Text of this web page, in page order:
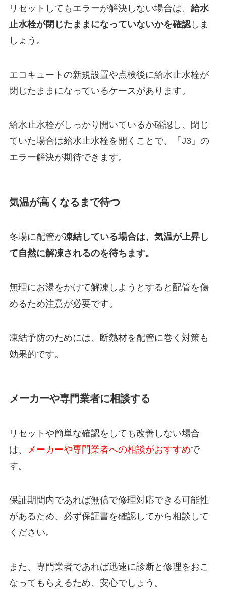
リセットしてもエラーが解決しない場合は、 給水
止水栓が閉じたままになっていないかを確認しま
しょう。
エコキュートの新規設置や点検後に給水止水栓が
閉じたままになっているケースがあります。
給水止水栓がしっかり開いているか確認し、閉じ
ていた場合は給水止水栓を開くことで、「J3」の
エラー解決が期待できます。
気温が高くなるまで待つ
冬場に配管が凍結している場合は、気温が上昇し
て自然に解凍されるのを待ちます。
無理にお湯をかけて解凍しようとすると配管を傷
めるため注意が必要です。
凍結予防のためには、断熱材を配管に巻く対策も
効果的です。
メーカーや専門業者に相談する
リセットや簡単な確認をしても改善しない場合
は、
メーカーや専門業者への相談がおすすめで
す。
保証期間内であれば無償で修理対応できる可能性
があるため、必ず保証書を確認してから相談して
ください。
また、専門業者であれば迅速に診断と修理をおこ
なってもらえるため、安心でしょう。